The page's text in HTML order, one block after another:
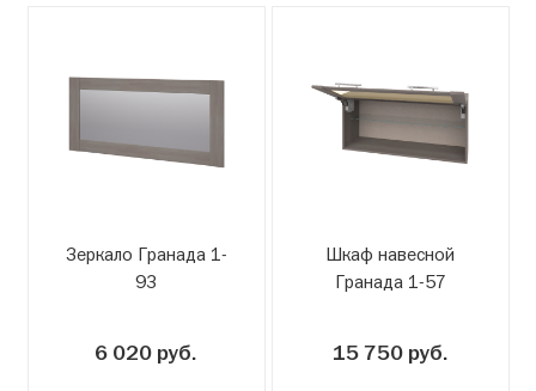
Зеркало Гранада 1-
93
6 020 руб.
Шкаф навесной
Гранада 1-57
15 750 руб.